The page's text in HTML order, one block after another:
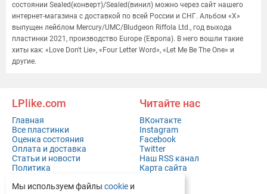
состоянии Sealed(конверт)/Sealed(винил) можно через сайт нашего
интернет-магазина с доставкой по всей России и СНГ. Альбом «X»
выпущен лейблом Mercury/UMC/Bludgeon Riffola Ltd., год выхода
пластинки 2021, производство Europe (Европа). В него вошли такие
хиты как: «Love Don't Lie», «Four Letter Word», «Let Me Be The One» и
другие.
LPlike.com
Главная
Все пластинки
Оценка состояния
Оплата и доставка
Статьи и новости
Политика
Контакты
Читайте нас
ВКонтакте
Instagram
Facebook
Twitter
Наш RSS канал
Карта сайта
Мы используем файлы cookie и